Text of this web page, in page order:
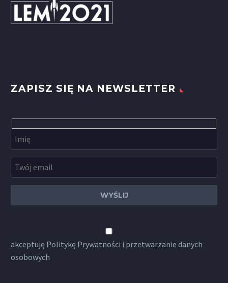
ZAPISZ SIĘ NA NEWSLETTER
akceptuję Politykę Prywatności i przetwarzanie danych
osobowych